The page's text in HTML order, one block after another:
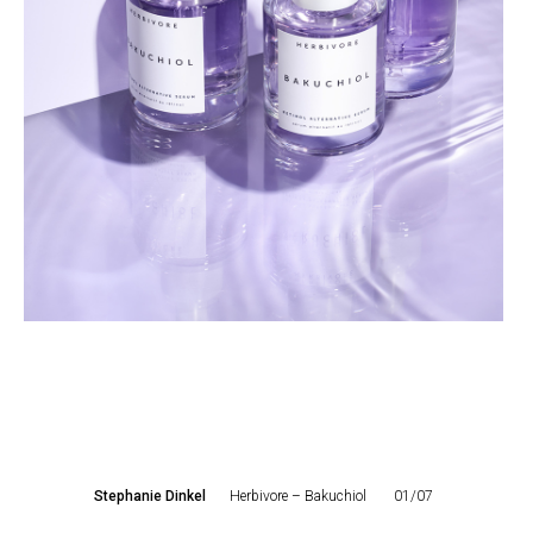
Stephanie Dinkel Herbivore – Bakuchiol 01/07